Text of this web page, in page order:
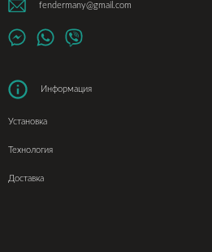
fendermany@gmail.com
Информация
Установка
Технология
Доставка